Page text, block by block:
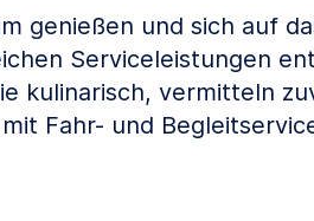
genießen und sich auf
Serviceleistungen
kulinarisch, vermitteln
Fahr- und